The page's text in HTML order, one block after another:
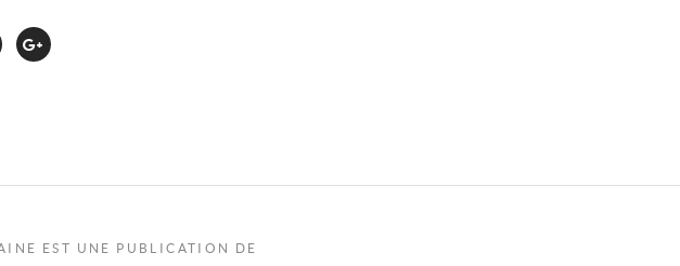
EST UNE PUBLICATION DE